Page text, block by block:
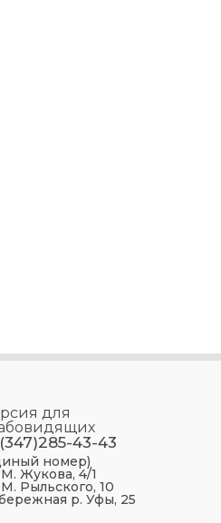
для
43-43
номер)
М. Жукова, 4/1
М. Рыльского, 10
р. Уфы, 25